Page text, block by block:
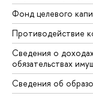
Фонд целевого
Противодействие
Сведения о
обязательствах
Сведения об